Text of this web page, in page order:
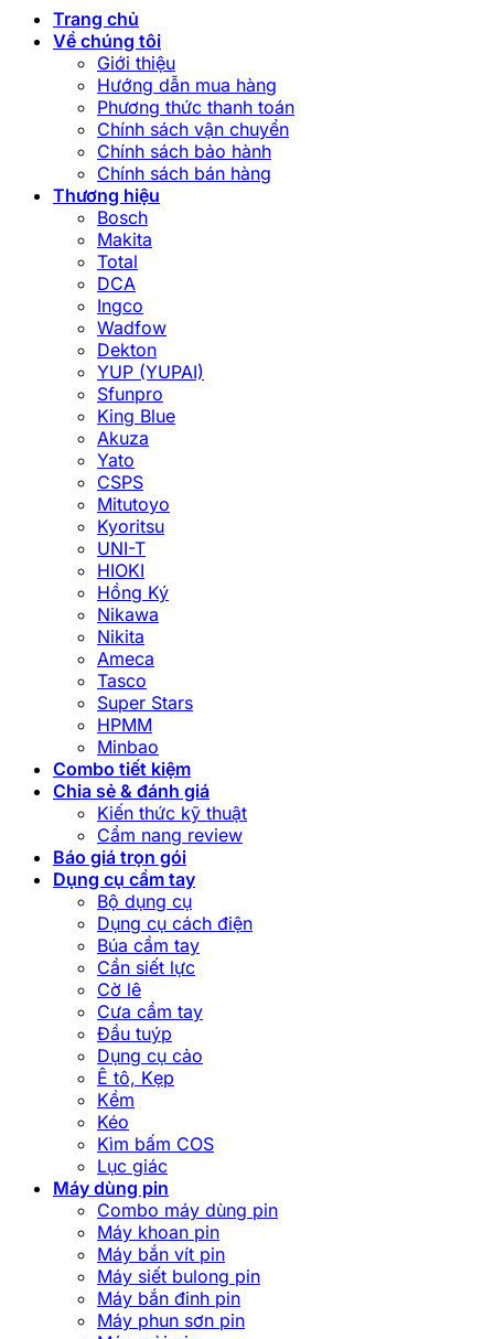
Trang chủ
Về chúng tôi
Giới thiệu
Hướng dẫn mua hàng
Phương thức thanh toán
Chính sách vận chuyển
Chính sách bảo hành
Chính sách bán hàng
Thương hiệu
Bosch
Makita
Total
DCA
Ingco
Wadfow
Dekton
YUP (YUPAI)
Sfunpro
King Blue
Akuza
Yato
CSPS
Mitutoyo
Kyoritsu
UNI-T
HIOKI
Hồng Ký
Nikawa
Nikita
Ameca
Tasco
Super Stars
HPMM
Minbao
Combo tiết kiệm
Chia sẻ & đánh giá
Kiến thức kỹ thuật
Cẩm nang review
Báo giá trọn gói
Dụng cụ cầm tay
Bộ dụng cụ
Dụng cụ cách điện
Búa cầm tay
Cần siết lực
Cờ lê
Cưa cầm tay
Đầu tuýp
Dụng cụ cảo
Ê tô, Kẹp
Kềm
Kéo
Kìm bấm COS
Lục giác
Máy dùng pin
Combo máy dùng pin
Máy khoan pin
Máy bắn vít pin
Máy siết bulong pin
Máy bắn đinh pin
Máy phun sơn pin